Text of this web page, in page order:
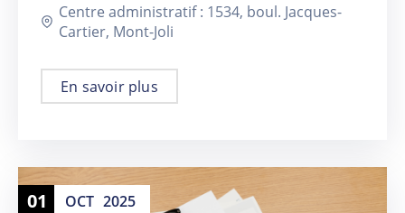
Centre administratif : 1534, boul. Jacques-
Cartier, Mont-Joli
En savoir plus
01 OCT 2025